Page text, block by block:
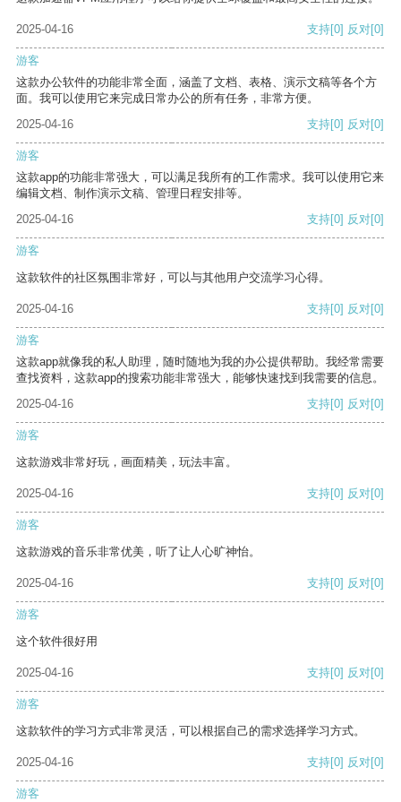
2025-04-16 支持[0] 反对[0]
游客
这款办公软件的功能非常全面，涵盖了文档、表格、演示文稿等各个方
面。我可以使用它来完成日常办公的所有任务，非常方便。
2025-04-16
支持[0] 反对[0]
游客
这款app的功能非常强大，可以满足我所有的工作需求。我可以使用它来
编辑文档、制作演示文稿、管理日程安排等。
2025-04-16
支持[0] 反对[0]
游客
这款软件的社区氛围非常好，可以与其他用户交流学习心得。
2025-04-16 支持[0] 反对[0]
游客
这款app就像我的私人助理，随时随地为我的办公提供帮助。我经常需要
查找资料，这款app的搜索功能非常强大，能够快速找到我需要的信息。
2025-04-16
支持[0] 反对[0]
游客
这款游戏非常好玩，画面精美，玩法丰富。
2025-04-16 支持[0] 反对[0]
游客
这款游戏的音乐非常优美，听了让人心旷神怡。
2025-04-16 支持[0] 反对[0]
游客
这个软件很好用
2025-04-16 支持[0] 反对[0]
游客
这款软件的学习方式非常灵活，可以根据自己的需求选择学习方式。
2025-04-16 支持[0] 反对[0]
游客